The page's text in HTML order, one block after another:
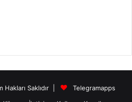
Hakları Saklıdır |
Telegramapps